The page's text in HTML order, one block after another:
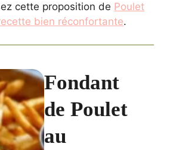
cette proposition de Poulet
bien réconfortante.
Fondant
de Poulet
au